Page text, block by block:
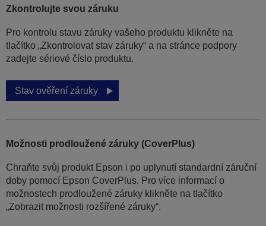
Zkontrolujte svou záruku
Pro kontrolu stavu záruky vašeho produktu klikněte na
tlačítko „Zkontrolovat stav záruky“ a na stránce podpory
zadejte sériové číslo produktu.
Stav ověření záruky
Možnosti prodloužené záruky (CoverPlus)
Chraňte svůj produkt Epson i po uplynutí standardní záruční
doby pomocí Epson CoverPlus. Pro více informací o
možnostech prodloužené záruky klikněte na tlačítko
„Zobrazit možnosti rozšířené záruky“.